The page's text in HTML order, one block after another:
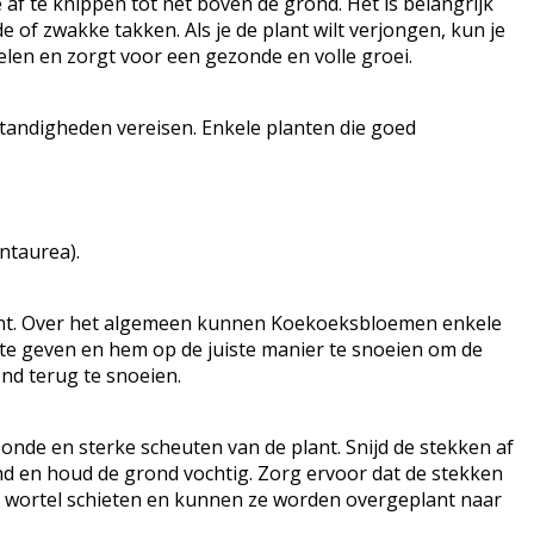
of zwakke takken. Als je de plant wilt verjongen, kun je
en zorgt voor een gezonde en volle groei.
vereisen. Enkele planten die goed
Over het algemeen kunnen Koekoeksbloemen enkele
geven en hem op de juiste manier te snoeien om de
terug te snoeien.
en sterke scheuten van de plant. Snijd de stekken af
en houd de grond vochtig. Zorg ervoor dat de stekken
schieten en kunnen ze worden overgeplant naar